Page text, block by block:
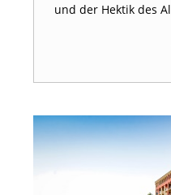
und der Hektik des